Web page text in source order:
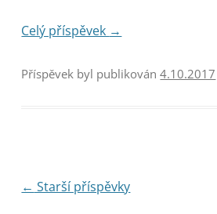
Celý příspěvek →
Příspěvek byl publikován4.10.2017
Navigace
← Starší příspěvky